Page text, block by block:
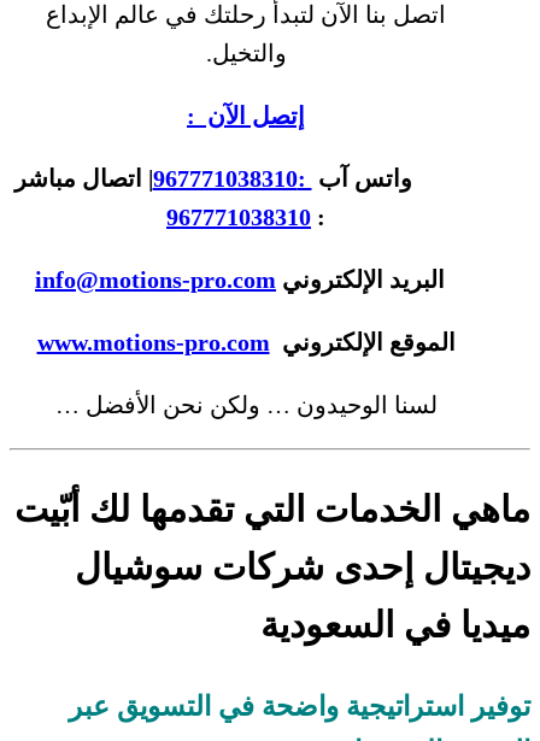
اتصل بنا الآن لتبدأ رحلتك في عالم الإبداع
والتخيل.
إتصل الآن :
واتس آب :967771038310
| اتصال مباشر
:
967771038310
البريد الإلكتروني info@motions-pro.com
الموقع الإلكتروني www.motions-pro.com
لسنا الوحيدون … ولكن نحن الأفضل …
ماهي الخدمات التي تقدمها لك أبّيت
ديجيتال إحدى شركات سوشيال
ميديا في السعودية
توفير استراتيجية واضحة في التسويق عبر